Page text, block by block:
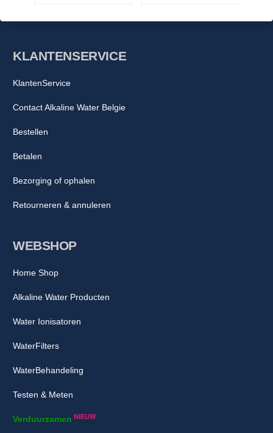
WEBSHOP
Home Shop
Alkaline Water Producten
Water Ionisatoren
WaterFilters
WaterBehandeling
Testen & Meten
Verduurzamen NIEUW
KLANTENSERVICE
KlantenService
Contact Alkaline Water Belgie
Bestellen
Betalen
Bezorging of ophalen
Retourneren & annuleren